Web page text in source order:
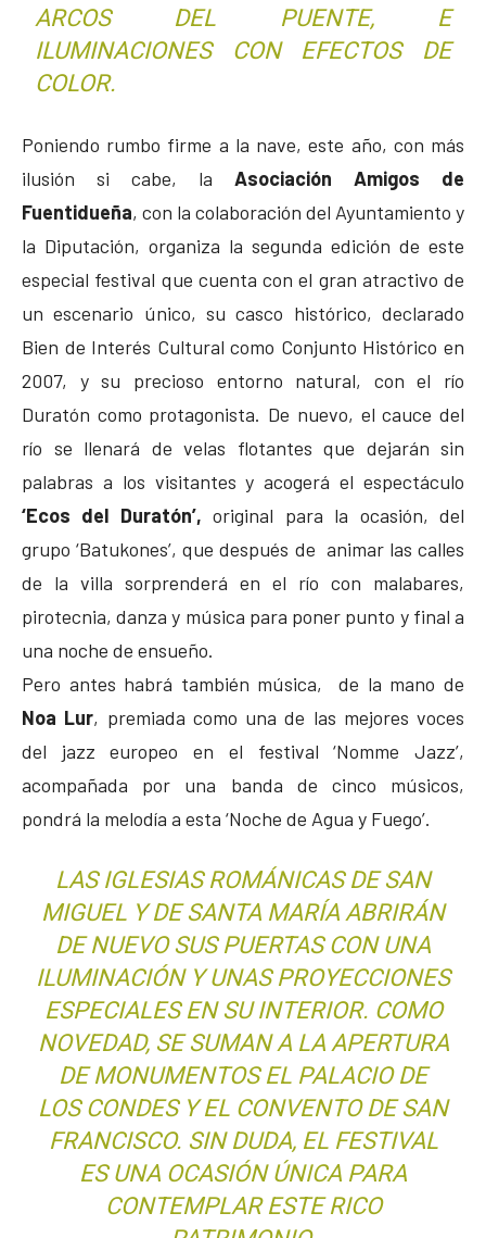
ARCOS DEL PUENTE, E
ILUMINACIONES CON EFECTOS DE
COLOR.
Poniendo rumbo firme a la nave, este año, con más
ilusión si cabe, la Asociación Amigos de
Fuentidueña, con la colaboración del Ayuntamiento y
la Diputación, organiza la segunda edición de este
especial festival que cuenta con el gran atractivo de
un escenario único, su casco histórico, declarado
Bien de Interés Cultural como Conjunto Histórico en
2007, y su precioso entorno natural, con el río
Duratón como protagonista. De nuevo, el cauce del
río se llenará de velas flotantes que dejarán sin
palabras a los visitantes y acogerá el espectáculo
‘Ecos del Duratón’, original para la ocasión, del
grupo ‘Batukones’, que después de animar las calles
de la villa sorprenderá en el río con malabares,
pirotecnia, danza y música para poner punto y final a
una noche de ensueño.
Pero antes habrá también música, de la mano de
Noa Lur, premiada como una de las mejores voces
del jazz europeo en el festival ‘Nomme Jazz’,
acompañada por una banda de cinco músicos,
pondrá la melodía a esta ‘Noche de Agua y Fuego’.
LAS IGLESIAS ROMÁNICAS DE SAN
MIGUEL Y DE SANTA MARÍA ABRIRÁN
DE NUEVO SUS PUERTAS CON UNA
ILUMINACIÓN Y UNAS PROYECCIONES
ESPECIALES EN SU INTERIOR. COMO
NOVEDAD, SE SUMAN A LA APERTURA
DE MONUMENTOS EL PALACIO DE
LOS CONDES Y EL CONVENTO DE SAN
FRANCISCO. SIN DUDA, EL FESTIVAL
ES UNA OCASIÓN ÚNICA PARA
CONTEMPLAR ESTE RICO